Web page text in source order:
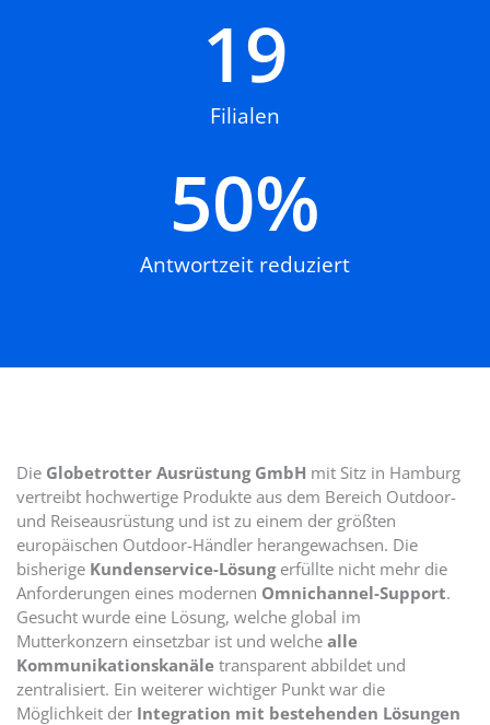
Filialen
19
Antwortzeit reduziert
50%
Die Globetrotter Ausrüstung GmbH mit Sitz in Hamburg
vertreibt hochwertige Produkte aus dem Bereich Outdoor-
und Reiseausrüstung und ist zu einem der größten
europäischen Outdoor-Händler herangewachsen. Die
bisherige Kundenservice-Lösungerfüllte nicht mehr die
Anforderungen eines modernen Omnichannel-Support.
Gesucht wurde eine Lösung, welche global im
Mutterkonzern einsetzbar ist und welche alle
Kommunikationskanäle transparent abbildet und
zentralisiert. Ein weiterer wichtiger Punkt war die
Möglichkeit der Integration mit bestehenden Lösungen